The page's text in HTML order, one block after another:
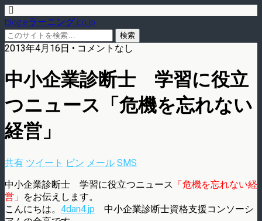
blog.eラーニング.co.jp
2013年4月16日 • コメントなし
中小企業診断士 学習に役立
つニュース「危機を忘れない
経営」
共有 ツイート ピン メール SMS
中小企業診断士 学習に役立つニュース 「危機を忘れない経
営」 をお伝えします。
こんにちは。 4dan4.jp 中小企業診断士資格支援コンソーシ